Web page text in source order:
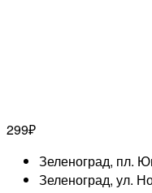
299₽
Зеленоград, пл.
Зеленоград, ул.